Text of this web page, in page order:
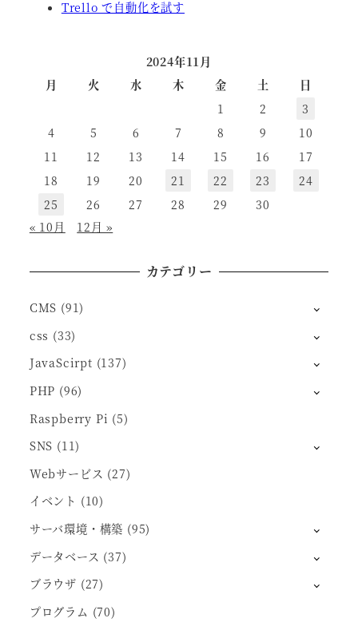
Trello で自動化を試す
2024年11月
月
火 水 木 金 土
日
1
2
3
4
5 6 7 8 9
10
11
12 13 14 15 16
17
18
19 20 21 22 23
24
25
26 27 28 29
30
« 10月
12月 »
カテゴリー
CMS (91)
css (33)
JavaScirpt (137)
PHP (96)
Raspberry Pi (5)
SNS (11)
Webサービス (27)
イベント (10)
サーバ環境・構築 (95)
データベース (37)
ブラウザ (27)
プログラム (70)